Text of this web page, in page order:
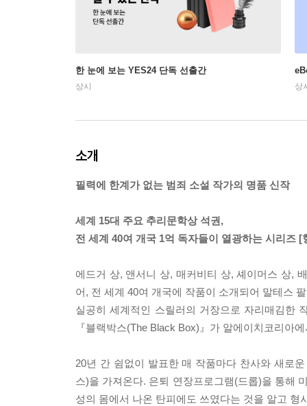
한 눈에 보는 YES24 단독 선출간
상시 상
소개
필력에 한계가 없는 범죄 소설 작가의 명품 신작
세계 15대 주요 추리문학상 석권,
전 세계 40여 개국 1억 독자들이 열광하는 시리즈 [
에드거 상, 앤서니 상, 매커비티 상, 셰이머스 상,
어, 전 세계 40여 개국에 작품이 소개되어 말테스
실공히 세계적인 스릴러의 거장으로 자리매김한
『블랙박스(The Black Box)』가 알에이치코리아
20년 간 쉼없이 발표한 매 작품마다 찬사와 새로
스)을 가져온다. 은퇴 연장프로그램(드롭)을 통해
성의 몸에서 나온 탄피에도 쓰였다는 것을 알고